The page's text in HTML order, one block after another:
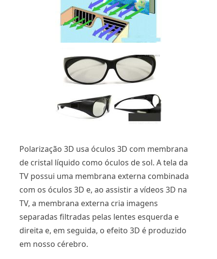
Polarização 3D usa óculos 3D com membrana
de cristal líquido como óculos de sol. A tela da
TV possui uma membrana externa combinada
com os óculos 3D e, ao assistir a vídeos 3D na
TV, a membrana externa cria imagens
separadas filtradas pelas lentes esquerda e
direita e, em seguida, o efeito 3D é produzido
em nosso cérebro.